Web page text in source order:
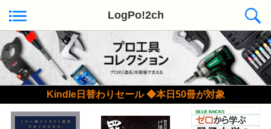
LogPo!2ch
Kindle日替わりセール ◆本日50冊が対象